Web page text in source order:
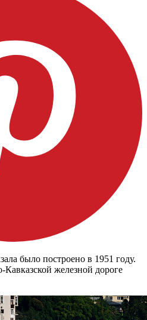
было построено в 1951 году.
железной дороге